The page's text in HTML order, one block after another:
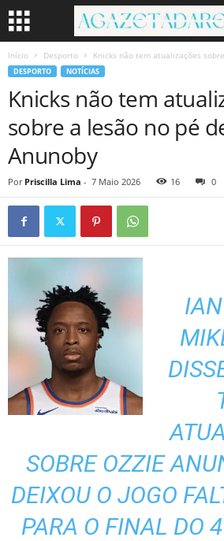
Início Desporto Knicks não tem atualizações
DESPORTO NOTÍCIAS
Knicks não tem
sobre a lesão no pé
Anunoby
Por Priscilla Lima - 7 Maio 2026 16 0
SOBRE OZZIE
DEIXOU O JOGO
PARA O FINAL DO